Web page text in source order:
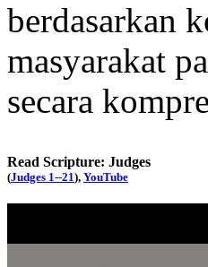
berdasarkan
masyarakat
secara
Read Scripture: Judges
(Judges 1--21), YouTube